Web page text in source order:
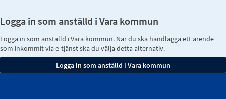
Logga in som anställd i Vara kommun
Logga in som anställd i Vara kommun. När du ska handlägga ett ärende
som inkommit via e-tjänst ska du välja detta alternativ.